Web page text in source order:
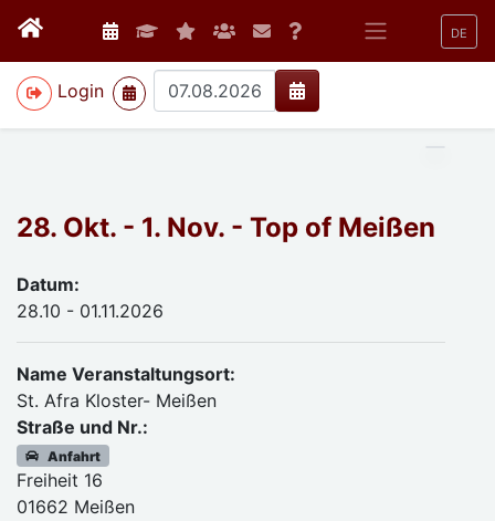
DE
Login
>
28. Okt. - 1. Nov. - Top of Meißen
Datum:
28.10 - 01.11.2026
Name Veranstaltungsort:
St. Afra Kloster- Meißen
Straße und Nr.:
Anfahrt
Freiheit 16
01662 Meißen